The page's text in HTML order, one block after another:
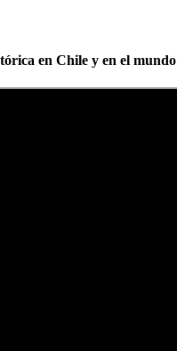
en Chile y en el mundo